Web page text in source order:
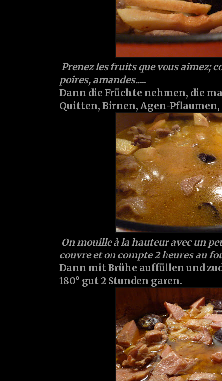
Prenez les fruits que vous aimez;
poires, amandes.....
Dann die Früchte nehmen, die
Quitten, Birnen, Agen-Pflaumen,
On mouille à la hauteur avec un
couvre et on compte 2 heures au
Dann mit Brühe auffüllen und
180° gut 2 Stunden garen.